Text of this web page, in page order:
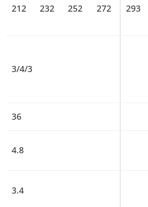
212 232 252 272 293
3/4/3
36
4.8
3.4